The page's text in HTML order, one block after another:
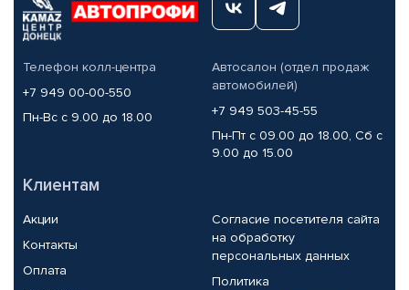
Телефон колл-центра
+7 949 00-00-550
Пн-Вс с 9.00 до 18.00
Автосалон (отдел продаж
автомобилей)
+7 949 503-45-55
Пн-Пт с 09.00 до 18.00, Сб с
9.00 до 15.00
Клиентам
Акции
Контакты
Оплата
Согласие посетителя сайта
на обработку
персональных данных
Политика